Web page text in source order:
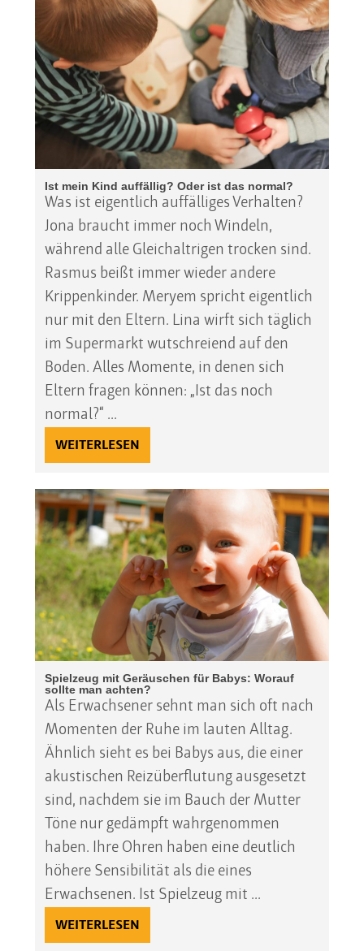
Ist mein Kind auffällig? Oder ist das normal?
Was ist eigentlich auffälliges Verhalten?
Jona braucht immer noch Windeln,
während alle Gleichaltrigen trocken sind.
Rasmus beißt immer wieder andere
Krippenkinder. Meryem spricht eigentlich
nur mit den Eltern. Lina wirft sich täglich
im Supermarkt wutschreiend auf den
Boden. Alles Momente, in denen sich
Eltern fragen können: „Ist das noch
normal?“ ...
WEITERLESEN
Spielzeug mit Geräuschen für Babys: Worauf
sollte man achten?
Als Erwachsener sehnt man sich oft nach
Momenten der Ruhe im lauten Alltag.
Ähnlich sieht es bei Babys aus, die einer
akustischen Reizüberflutung ausgesetzt
sind, nachdem sie im Bauch der Mutter
Töne nur gedämpft wahrgenommen
haben. Ihre Ohren haben eine deutlich
höhere Sensibilität als die eines
Erwachsenen. Ist Spielzeug mit ...
WEITERLESEN